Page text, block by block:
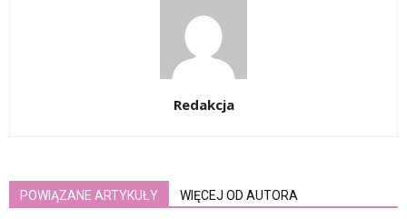
Redakcja
POWIĄZANE ARTYKUŁY WIĘCEJ OD AUTORA